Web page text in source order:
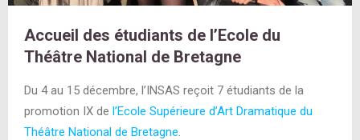
Accueil des étudiants de l’Ecole du
Théâtre National de Bretagne
Du 4 au 15 décembre, l’INSAS reçoit 7 étudiants de la
promotion IX de l’Ecole Supérieure d’Art Dramatique du
Théâtre National de Bretagne.